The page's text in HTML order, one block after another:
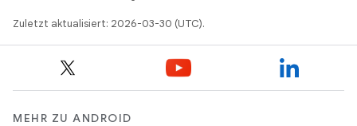
Zuletzt aktualisiert: 2026-03-30 (UTC).
MEHR ZU ANDROID